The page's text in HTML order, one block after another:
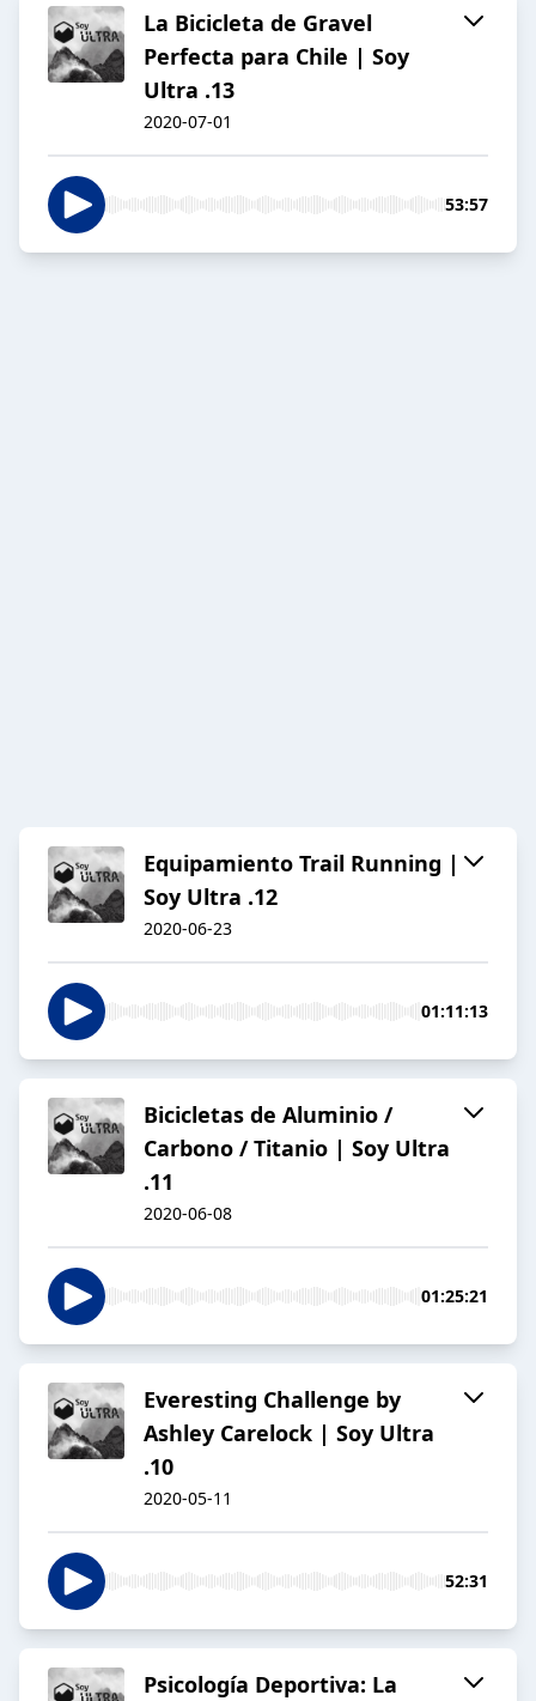
La Bicicleta de Gravel
Perfecta para Chile | Soy
Ultra .13
2020-07-01
53:57
Equipamiento Trail Running |
Soy Ultra .12
2020-06-23
01:11:13
Bicicletas de Aluminio /
Carbono / Titanio | Soy Ultra
.11
2020-06-08
01:25:21
Everesting Challenge by
Ashley Carelock | Soy Ultra
.10
2020-05-11
52:31
Psicología Deportiva: La